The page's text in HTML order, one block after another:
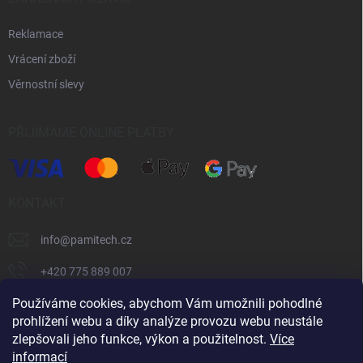
Používáme cookies, abychom Vám umožnili pohodlné
prohlížení webu a díky analýze provozu webu neustále
zlepšovali jeho funkce, výkon a použitelnost. Více
informací
Reklamace
Vrácení zboží
Věrnostní slevy
info@pamitech.cz
+420 775 889 007
Shoptet.cz číčoviny.cz VM Technology s.r.o.